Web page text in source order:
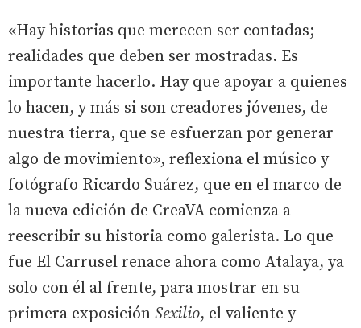
«Hay historias que merecen ser contadas;
realidades que deben ser mostradas. Es
importante hacerlo. Hay que apoyar a quienes
lo hacen, y más si son creadores jóvenes, de
nuestra tierra, que se esfuerzan por generar
algo de movimiento», reflexiona el músico y
fotógrafo Ricardo Suárez, que en el marco de
la nueva edición de CreaVA comienza a
reescribir su historia como galerista. Lo que
fue El Carrusel renace ahora como Atalaya, ya
solo con él al frente, para mostrar en su
primera exposición Sexilio, el valiente y